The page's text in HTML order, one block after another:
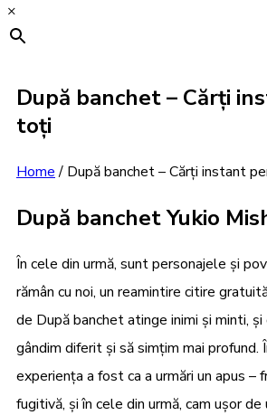
×
După banchet – Cărți
toți
Home/ După banchet – Cărți instant
După banchet Yukio
În cele din urmă, sunt personajele și
rămân cu noi, un reamintire citire
de După banchet atinge inimi și minti, și
gândim diferit și să simțim mai profund.
experiența a fost ca a urmări un apus –
fugitivă, și în cele din urmă, cam ușor de